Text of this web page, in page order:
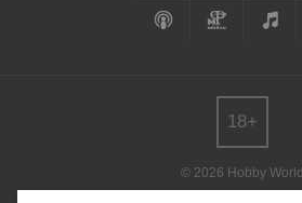
© 2026 Hobby World
18+